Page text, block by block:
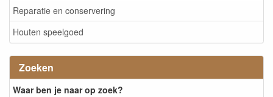
Reparatie en conservering
Houten speelgoed
Zoeken
Waar ben je naar op zoek?